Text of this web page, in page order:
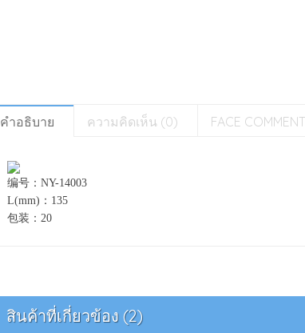
คำอธิบาย ความคิดเห็น (0) FACE
编号： NY-14003
L(mm) ： 135
包装： 20
สินค้าที่เกี่ยวข้อง (2)